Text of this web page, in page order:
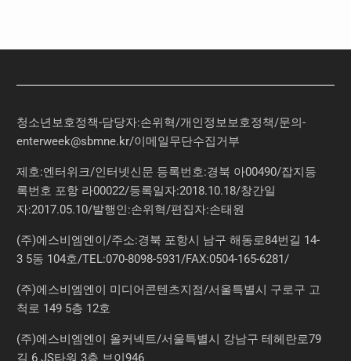
청소년보호정책-담당자:손위혁/개인정보보호정책/문의-
enterweek@sbmne.kr/이메일무단수집거부
제호:엔터위크/인터넷신문 등록번호:경북 아00490/잡지등
록번호 포항 라00022/등록일자:2018.10.18/창간일
자:2017.05.10/발행인:손위혁/편집자:손태원
(주)에스비엠엔이/주소:경북 포항시 남구 해동로84번길 14-
3 5동 104호/TEL:070-8098-5931/FAX:0504-165-6281/
(주)에스비엠엔이 미디어콘텐츠지점/서울특별시 구로구 고
척로 149 5층 12호
(주)에스비엠엔이 올커넥트/서울특별시 강남구 테헤란로79
길 6 JS타워 3층 브이946